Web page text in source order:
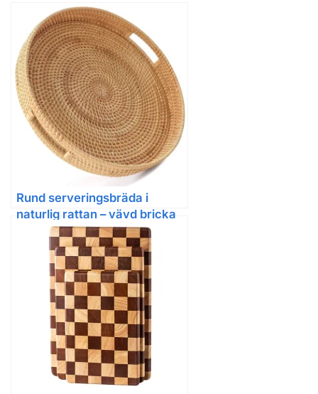
serveringsbräda
Rund serveringsbräda i
naturlig rattan – vävd bricka
för kök och bordsliv